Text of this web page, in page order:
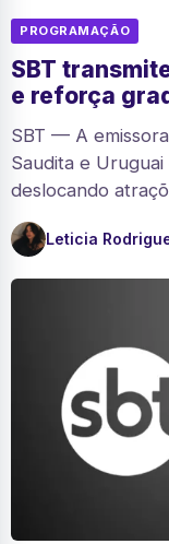
PROGRAMAÇÃO
SBT
e reforça
SBT — A
Saudita e
deslocando
Leticia